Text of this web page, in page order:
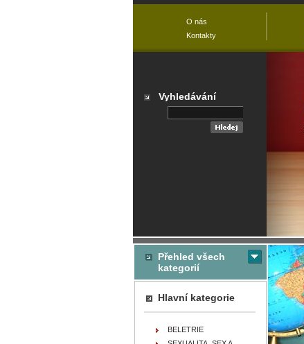
Přehled všech
kategorií
Hlavní kategorie
BELETRIE
O nás
Kontakty
Vyhledávání